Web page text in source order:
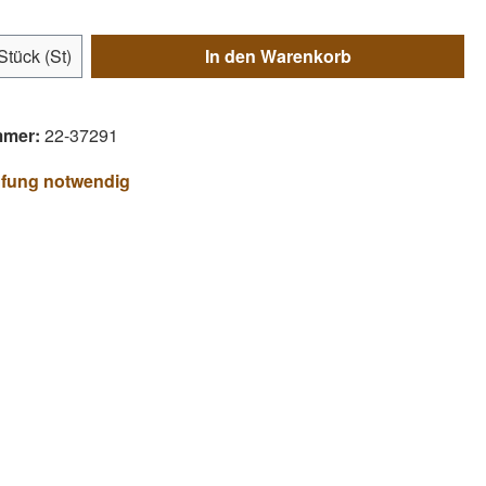
Gib den gewünschten Wert ein
(St) In den Warenkorb
22-37291
notwendig